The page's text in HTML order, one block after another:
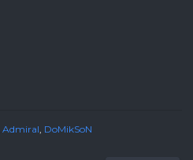
Admiral, DoMikSoN